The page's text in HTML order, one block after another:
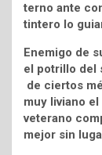
terno ante
tintero lo
Enemigo de
el potrillo del
de ciertos
muy liviano
veterano
mejor sin